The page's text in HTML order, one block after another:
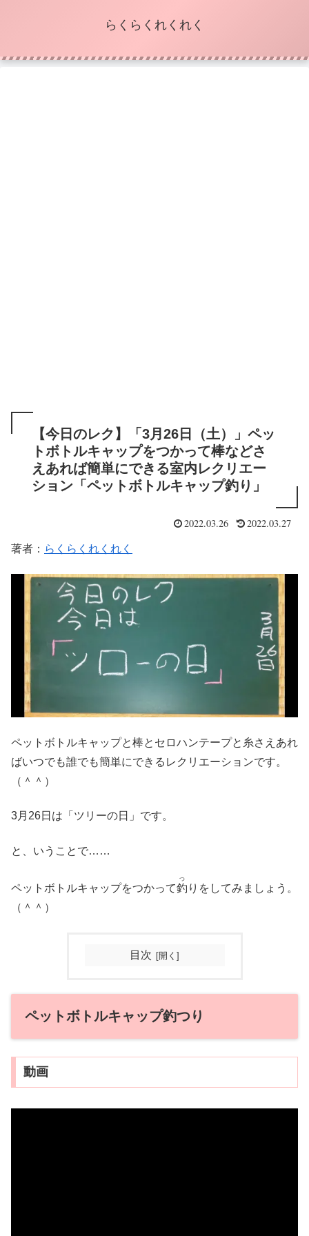
らくらくれくれく
【今日のレク】「3月26日（土）」ペッ
トボトルキャップをつかって棒などさ
えあれば簡単にできる室内レクリエー
ション「ペットボトルキャップ釣り」
2022.03.26 2022.03.27
著者： らくらくれくれく
ペットボトルキャップと棒とセロハンテープと糸さえあれ
ばいつでも誰でも簡単にできるレクリエーションです。
（＾＾）
3月26日は「ツリーの日」です。
と、いうことで……
ペットボトルキャップをつかって釣
つ
りをしてみましょう。
（＾＾）
目次
ペットボトルキャップ釣つり
動画